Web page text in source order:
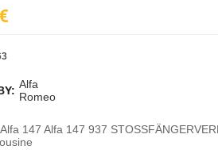
Alfa
Romeo
147 Alfa 147 937